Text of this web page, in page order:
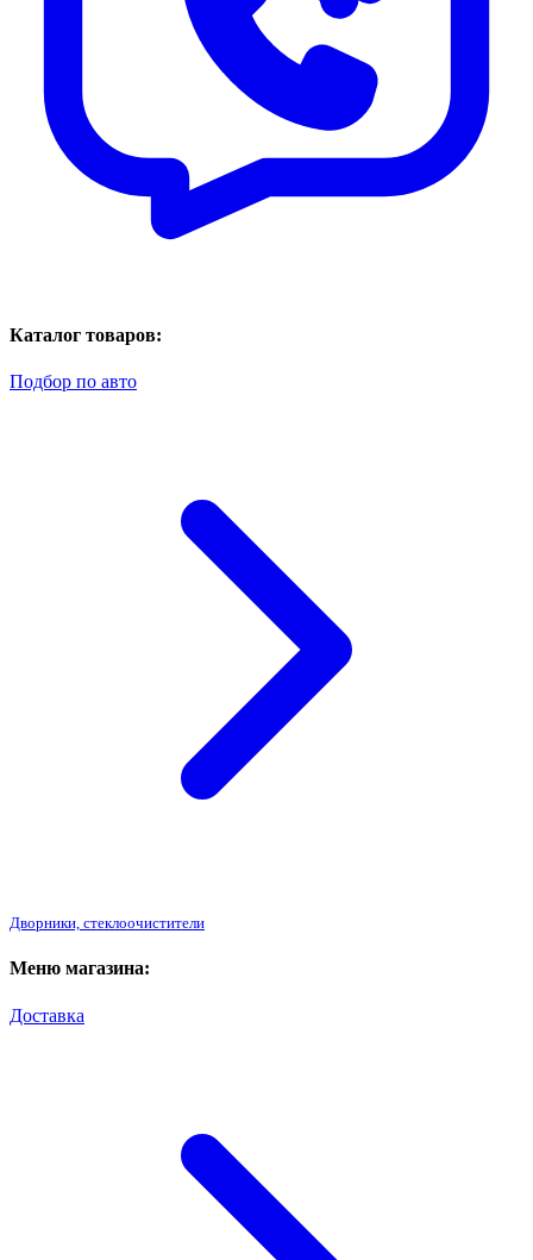
Каталог товаров:
Подбор по авто
Дворники, стеклоочистители
Меню магазина:
Доставка